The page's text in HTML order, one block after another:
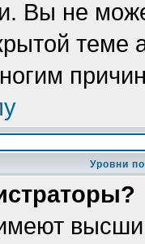
Вы не
теме
Уровни